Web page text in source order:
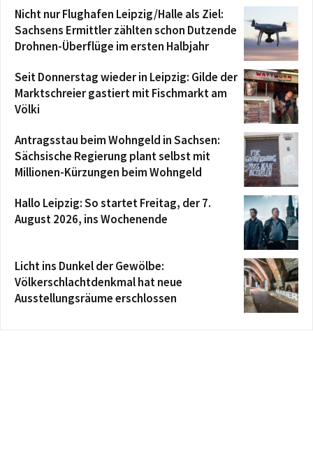
Nicht nur Flughafen Leipzig/Halle als Ziel:
Sachsens Ermittler zählten schon Dutzende
Drohnen-Überflüge im ersten Halbjahr
Seit Donnerstag wieder in Leipzig: Gilde der
Marktschreier gastiert mit Fischmarkt am
Völki
Antragsstau beim Wohngeld in Sachsen:
Sächsische Regierung plant selbst mit
Millionen-Kürzungen beim Wohngeld
Hallo Leipzig: So startet Freitag, der 7.
August 2026, ins Wochenende
Licht ins Dunkel der Gewölbe:
Völkerschlachtdenkmal hat neue
Ausstellungsräume erschlossen